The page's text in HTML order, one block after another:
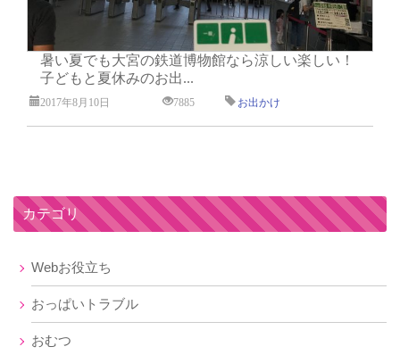
暑い夏でも大宮の鉄道博物館なら涼しい楽しい！
子どもと夏休みのお出...
2017年8月10日 7885 お出かけ
カテゴリ
Webお役立ち
おっぱいトラブル
おむつ